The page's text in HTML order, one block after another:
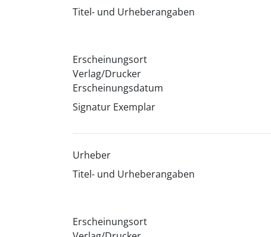
Titel- und Urheberangaben
Erscheinungsort
Verlag/Drucker
Erscheinungsdatum
Signatur Exemplar
Urheber
Titel- und Urheberangaben
Erscheinungsort